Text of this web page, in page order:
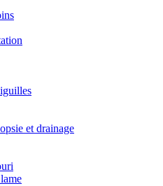
et drainage